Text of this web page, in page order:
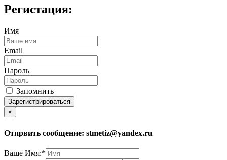
Регистация:
Имя
Email
Пароль
Запомнить
Зарегистрироваться
×
Отпрвить сообщение: stmetiz@yandex.ru
Ваше Имя:*